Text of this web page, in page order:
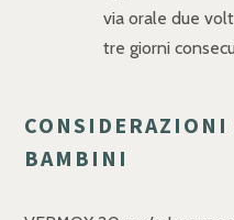
via orale due
tre giorni
BAMBINI